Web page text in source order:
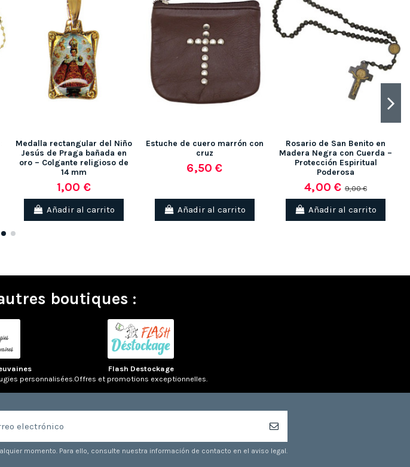
Medalla rectangular del Niño
Jesús de Praga bañada en
oro – Colgante religioso de
14 mm
1,00 €
Añadir al carrito
Estuche de cuero marrón con
cruz
6,50 €
Añadir al carrito
Rosario de San Benito en
Madera Negra con Cuerda –
Protección Espiritual
Poderosa
4,00 €9,00 €
Añadir al carrito
boutiques :
personnalisées.
Flash Destockage
Offres et promotions exceptionnelles.
momento. Para ello, consulte nuestra información de contacto en el aviso legal.